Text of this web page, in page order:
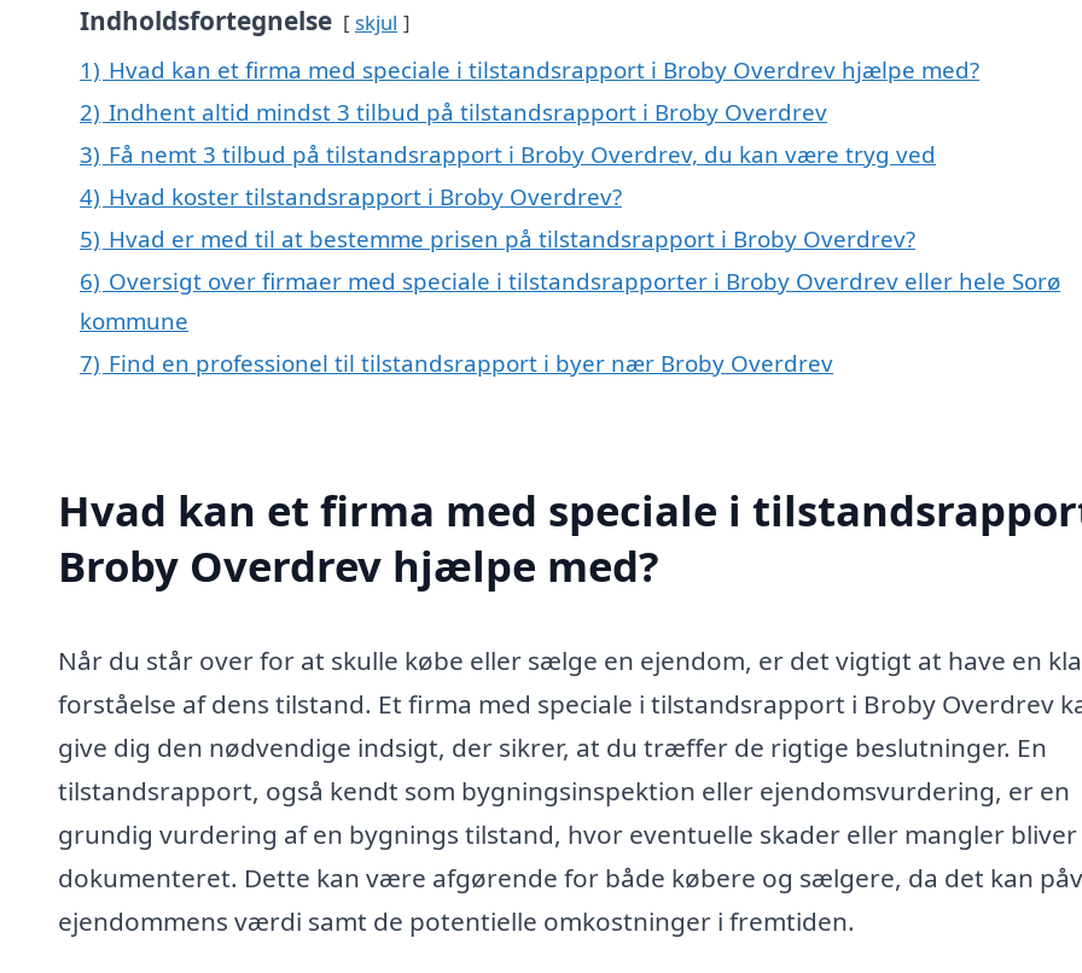
Indholdsfortegnelse skjul
1) Hvad kan et firma med speciale i tilstandsrapport i Broby Overdrev hjælpe med?
2) Indhent altid mindst 3 tilbud på tilstandsrapport i Broby Overdrev
3) Få nemt 3 tilbud på tilstandsrapport i Broby Overdrev, du kan være tryg ved
4) Hvad koster tilstandsrapport i Broby Overdrev?
5) Hvad er med til at bestemme prisen på tilstandsrapport i Broby Overdrev?
6) Oversigt over firmaer med speciale i tilstandsrapporter i Broby Overdrev eller hele Sorø
kommune
7) Find en professionel til tilstandsrapport i byer nær Broby Overdrev
Hvad kan et firma med speciale i
Broby Overdrev hjælpe med?
Når du står over for at skulle købe eller sælge en ejendom, er det vigtigt at have en
forståelse af dens tilstand. Et firma med speciale i tilstandsrapport i Broby Overdrev
give dig den nødvendige indsigt, der sikrer, at du træffer de rigtige beslutninger. En
tilstandsrapport, også kendt som bygningsinspektion eller ejendomsvurdering, er en
grundig vurdering af en bygnings tilstand, hvor eventuelle skader eller mangler bliver
dokumenteret. Dette kan være afgørende for både købere og sælgere, da det kan
ejendommens værdi samt de potentielle omkostninger i fremtiden.